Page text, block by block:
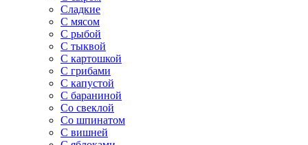
Сладкие
С мясом
С рыбой
С тыквой
С картошкой
С грибами
С капустой
C бараниной
Со свеклой
Со шпинатом
С вишней